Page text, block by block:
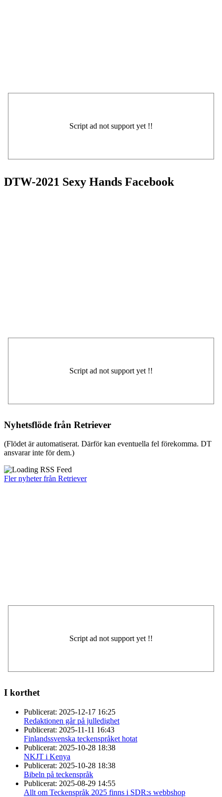
DTW-2021 Sexy Hands Facebook
Nyhetsflöde från Retriever
(Flödet är automatiserat. Därför kan eventuella fel förekomma. DT
ansvarar inte för dem.)
Fler nyheter från Retriever
I korthet
Publicerat: 2025-12-17 16:25
Redaktionen går på julledighet
Publicerat: 2025-11-11 16:43
Finlandssvenska teckenspråket hotat
Publicerat: 2025-10-28 18:38
NKJT i Kenya
Publicerat: 2025-10-28 18:38
Bibeln på teckenspråk
Publicerat: 2025-08-29 14:55
Allt om Teckenspråk 2025 finns i SDR:s webbshop